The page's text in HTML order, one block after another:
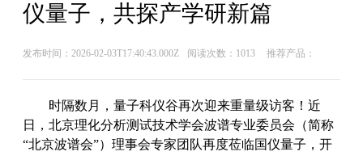
仪量子，共探产学研新篇
发布时间：2026-02-03T17:40:43.000Z 阅读次数：1013 推荐产品：
时隔数月，量子科仪谷再次迎来重量级访客！近
日，北京理化分析测试技术学会波谱专业委员会（简称
“北京波谱会”）理事会专家团队再度莅临国仪量子，开